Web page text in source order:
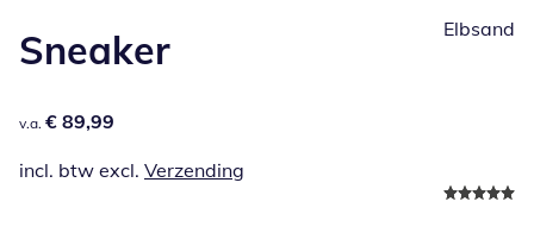
Sneaker
€ 89,99
v.a. € 89,99
incl. btw excl. Verzending
Elbsand